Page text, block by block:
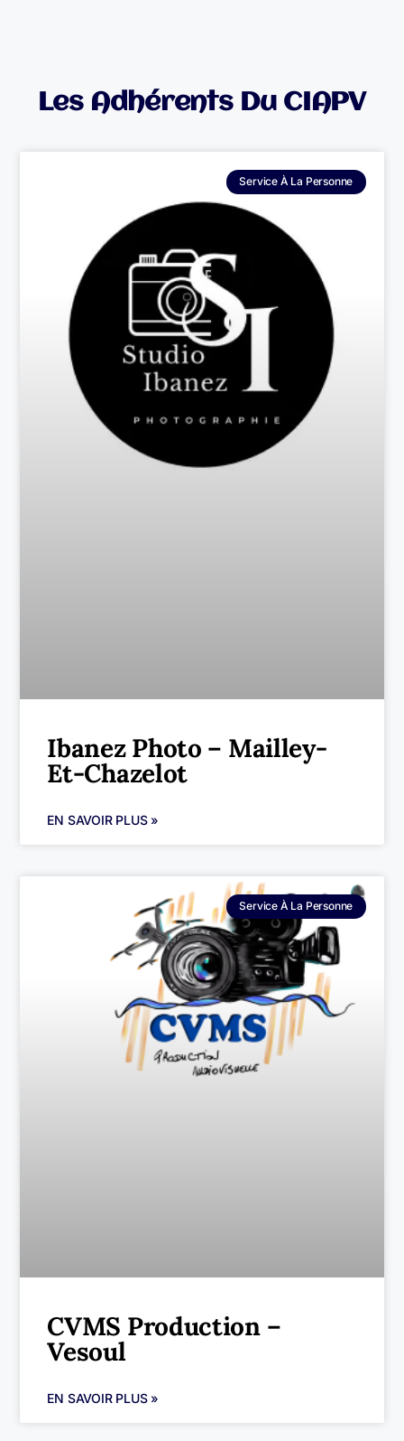
Les Adhérents Du CIAPV
Service À La Personne
Ibanez Photo – Mailley-
Et-Chazelot
EN SAVOIR PLUS »
Service À La Personne
CVMS Production –
Vesoul
EN SAVOIR PLUS »